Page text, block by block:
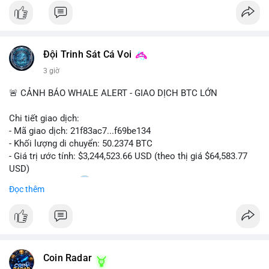
#bitcoin #cryptosecurity #btc
#vlikevn #titanbot
📰 Nguồn: Cointelegraph
Đội Trinh Sát Cá Voi
3 giờ
🚨 CẢNH BÁO WHALE ALERT - GIAO DỊCH BTC LỚN
Chi tiết giao dịch:
- Mã giao dịch: 21f83ac7...f69be134
- Khối lượng di chuyển: 50.2374 BTC
- Giá trị ước tính: $3,244,523.66 USD (theo thị giá $64,583.77
USD)
- Thời gian: 01:20
Nhận định phân tích: Giao dịch 50.2374 BTC trị giá hơn 3.24
triệu USD được phát hiện trong mempool, chưa được xác
động bán tháo. Tuy nhiên, nếu dòng tiền này hướng về ví sàn
Đọc thêm
Coin Radar